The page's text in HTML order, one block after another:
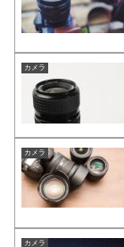
カメラ
カメラ
カメラ